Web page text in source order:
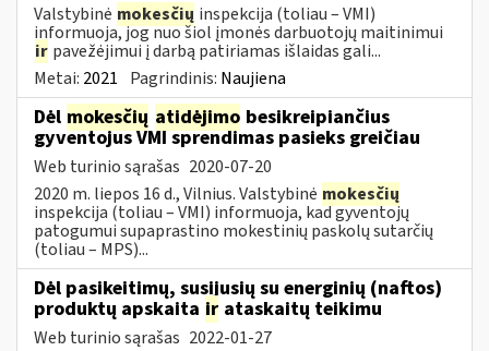
Valstybinė mokesčių inspekcija (toliau – VMI)
informuoja, jog nuo šiol įmonės darbuotojų maitinimui
ir pavežėjimui į darbą patiriamas išlaidas gali...
Metai: 2021 Pagrindinis: Naujiena
Dėl mokesčių atidėjimo besikreipiančius
gyventojus VMI sprendimas pasieks greičiau
Web turinio sąrašas 2020-07-20
2020 m. liepos 16 d., Vilnius. Valstybinė mokesčių
inspekcija (toliau – VMI) informuoja, kad gyventojų
patogumui supaprastino mokestinių paskolų sutarčių
(toliau – MPS)...
Dėl pasikeitimų, susijusių su energinių (naftos)
produktų apskaita ir ataskaitų teikimu
Web turinio sąrašas 2022-01-27